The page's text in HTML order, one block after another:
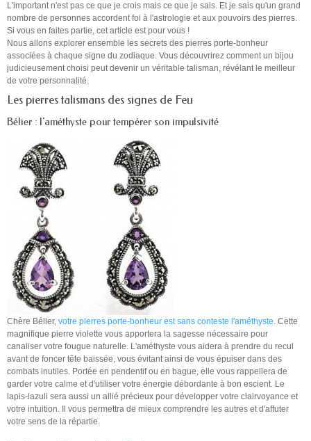
L'important n'est pas ce que je crois mais ce que je sais. Et je sais qu'un grand
nombre de personnes accordent foi à l'astrologie et aux pouvoirs des pierres.
Si vous en faites partie, cet article est pour vous !
Nous allons explorer ensemble les secrets des pierres porte-bonheur
associées à chaque signe du zodiaque. Vous découvrirez comment un bijou
judicieusement choisi peut devenir un véritable talisman, révélant le meilleur
de votre personnalité.
Les pierres talismans des signes de Feu
Bélier : l'améthyste pour tempérer son impulsivité
Chère Bélier, votre pierres porte-bonheur est sans conteste l'améthyste. Cette
magnifique pierre violette vous apportera la sagesse nécessaire pour
canaliser votre fougue naturelle. L'améthyste vous aidera à prendre du recul
avant de foncer tête baissée, vous évitant ainsi de vous épuiser dans des
combats inutiles. Portée en pendentif ou en bague, elle vous rappellera de
garder votre calme et d'utiliser votre énergie débordante à bon escient. Le
lapis-lazuli sera aussi un allié précieux pour développer votre clairvoyance et
votre intuition. Il vous permettra de mieux comprendre les autres et d'affuter
votre sens de la répartie.